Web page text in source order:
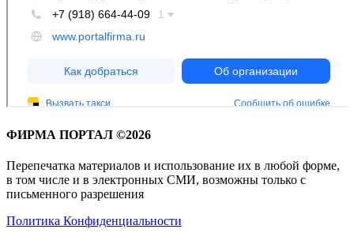
ФИРМА ПОРТАЛ ©2026
Перепечатка материалов и использование их в любой форме,
в том числе и в электронных СМИ, возможны только с
письменного разрешения
Политика Конфиденциальности